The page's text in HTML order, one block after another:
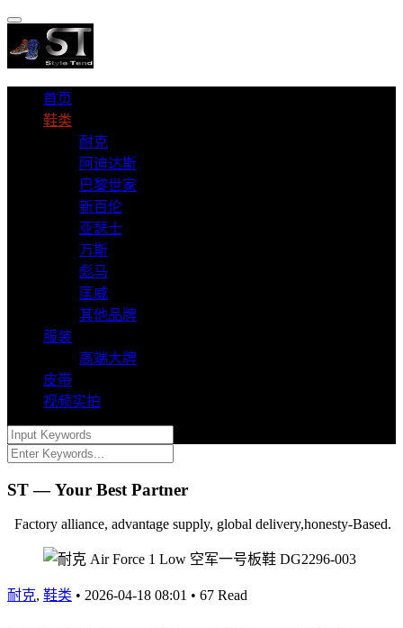
首页
鞋类
耐克
阿迪达斯
巴黎世家
新百伦
亚瑟士
万斯
彪马
匡威
其他品牌
服装
高端大牌
皮带
视频实拍
ST — Your Best Partner
Factory alliance, advantage supply, global delivery,honesty-Based.
耐克, 鞋类 • 2026-04-18 08:01 • 67 Read